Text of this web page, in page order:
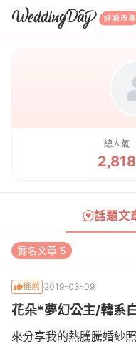
總人氣
2,818
話題文
實名文章 5
推薦 2019-03-09
花朵*夢幻公主/韓系
來分享我的熱騰騰婚紗